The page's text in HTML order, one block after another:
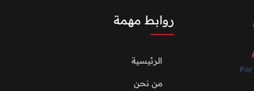
روابط مهمة
الرئيسية
من نحن